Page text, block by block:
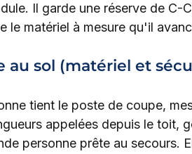
Il garde une réserve de C-
le matériel à mesure qu'il
au sol (matériel et
tient le poste de coupe,
appelées depuis le toit,
personne prête au secours.